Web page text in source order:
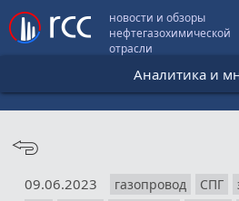
новости и обзоры
нефтегазохимической
отрасли
Аналитика и
Аналитика и
Видео
09.06.2023 газопровод СПГ